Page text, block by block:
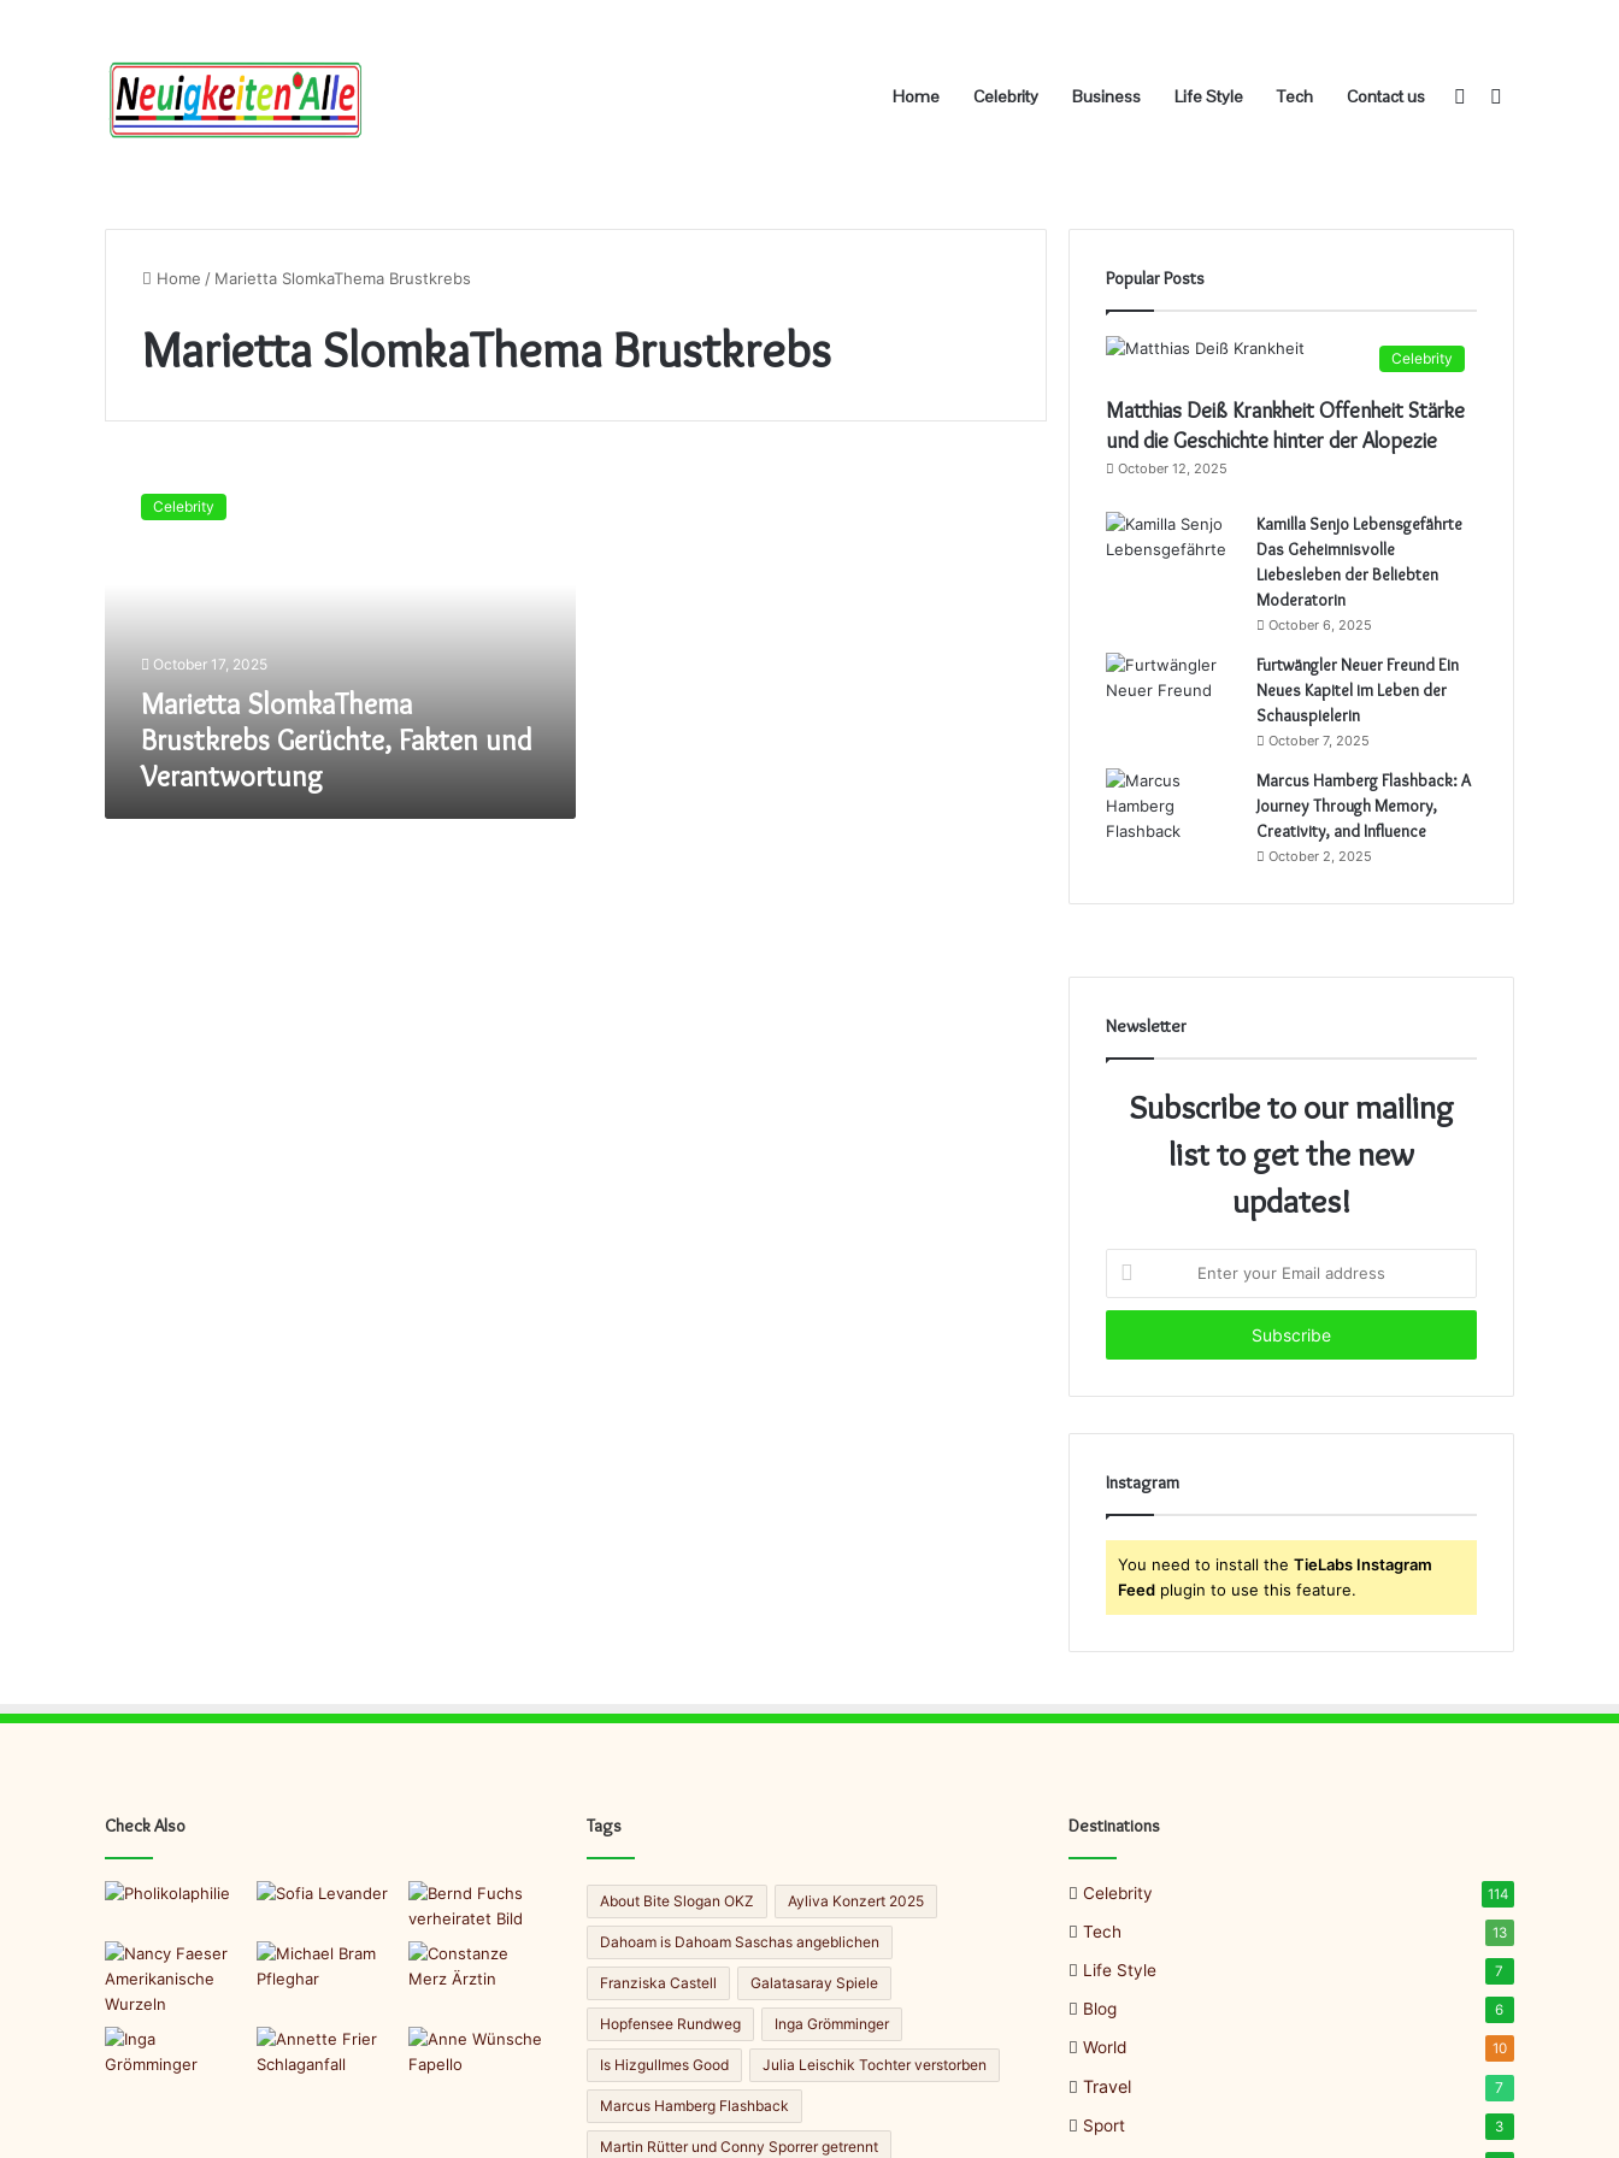
Home Celebrity Business Life Style Tech Contact us Sidebar
Home / Marietta SlomkaThema Brustkrebs
Marietta SlomkaThema Brustkrebs
SlomkaThema
Brustkrebs
Celebrity
October 17, 2025
Marietta SlomkaThema
Brustkrebs Gerüchte, Fakten und
Verantwortung
Popular Posts
Celebrity
Matthias Deiß Krankheit Offenheit Stärke
und die Geschichte hinter der Alopezie
October 12, 2025
Kamilla Senjo Lebensgefährte
Das Geheimnisvolle
Liebesleben der Beliebten
Moderatorin
October 6, 2025
Furtwängler Neuer Freund Ein
Neues Kapitel im Leben der
Schauspielerin
October 7, 2025
Marcus Hamberg Flashback: A
Journey Through Memory,
Creativity, and Influence
October 2, 2025
Newsletter
Subscribe to our mailing
list to get the new
updates!
your
Email
Instagram
You need to install theTieLabs Instagram
Feed plugin to use this feature.
Check Also Tags
About Bite Slogan OKZ Ayliva Konzert 2025
Dahoam is Dahoam Saschas angeblichen
Franziska Castell Galatasaray Spiele
Hopfensee Rundweg Inga Grömminger
Is Hizgullmes Good Julia Leischik Tochter verstorben
Marcus Hamberg Flashback
Martin Rütter und Conny Sporrer getrennt
Destinations
Celebrity 114
Tech 13
Life Style 7
Blog 6
World 10
Travel 7
Sport 3